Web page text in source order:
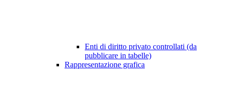
Enti di diritto privato controllati (da
pubblicare in tabelle)
Rappresentazione grafica